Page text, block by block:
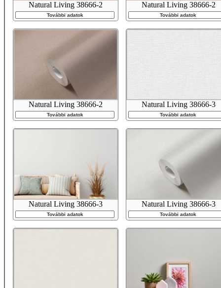
Natural Living 38666-2
További adatok
Natural Living 38666-2
További adatok
Natural Living 38666-2
További adatok
Natural Living 38666-3
További adatok
Natural Living 38666-3
További adatok
Natural Living 38666-3
További adatok